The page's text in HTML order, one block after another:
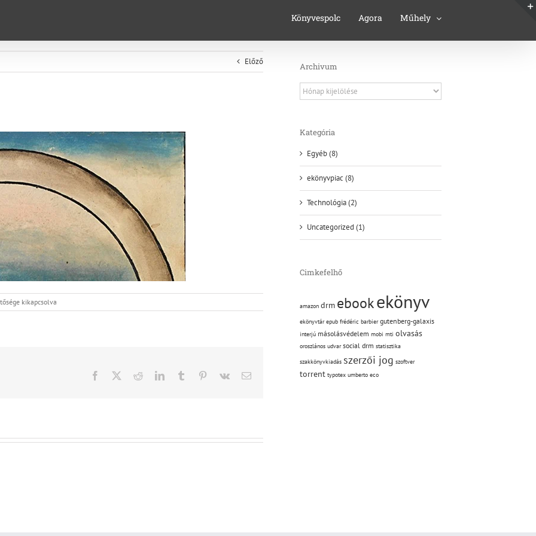
Könyvespolc Agora Műhely
Előző
kikapcsolva
Facebook RedditLinkedInTumblr Pinterest
Vk Email:
Archivum
Archivum
Kategória
Egyéb (8)
ekönyvpiac (8)
Technológia (2)
Uncategorized (1)
Cimkefelhő
amazon drm ebookekönyv
ekönyvtár epub frédéric barbier gutenberg-galaxis
interjú másolásvédelem mobi mti olvasás
oroszlános udvar social drm statisztika
szakkönyvkiadás szerzői jog szoftver
torrent typotex umberto eco